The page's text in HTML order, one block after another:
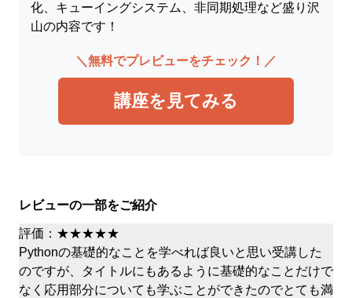
化、キューイングシステム、非同期処理など盛り沢
山の内容です！
＼無料でプレビューをチェック！／
講座を見てみる
レビューの一部をご紹介
評価：★★★★★
Pythonの基礎的なことを学べれば良いと思い受講した
のですが、タイトルにもあるように基礎的なことだけで
なく応用部分についても学ぶことができたのでとても満